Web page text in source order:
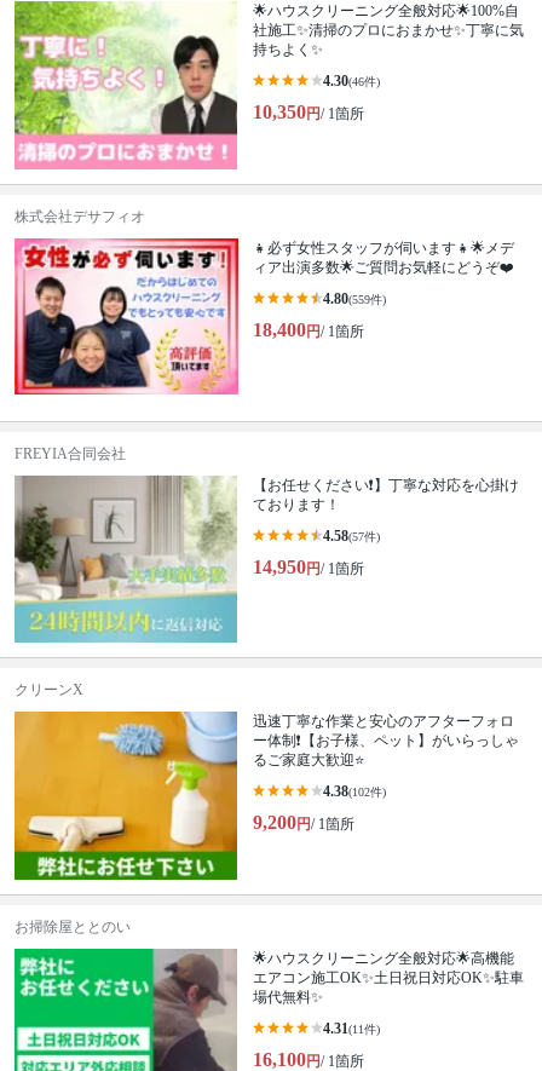
🌟ハウスクリーニング全般対応🌟100%自
社施工✨清掃のプロにおまかせ✨丁寧に気
持ちよく✨
4.30(46件)
10,350円/ 1箇所
株式会社デサフィオ
👧必ず女性スタッフが伺います👧🌟メデ
ィア出演多数🌟ご質問お気軽にどうぞ❤️
4.80(559件)
18,400円/ 1箇所
FREYIA合同会社
【お任せください❗️】丁寧な対応を心掛け
ております！
4.58(57件)
14,950円/ 1箇所
クリーンX
迅速丁寧な作業と安心のアフターフォロ
ー体制❗️【お子様、ペット】がいらっしゃ
るご家庭大歓迎⭐️
4.38(102件)
9,200円/ 1箇所
お掃除屋ととのい
🌟ハウスクリーニング全般対応🌟高機能
エアコン施工OK✨土日祝日対応OK✨駐車
場代無料✨
4.31(11件)
16,100円/ 1箇所